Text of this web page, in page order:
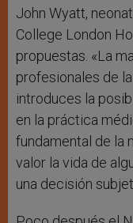
John Wyatt,
College London
propuestas. «La
profesionales de
introduces la
en la práctica
fundamental de la
valor la vida de
una decisión